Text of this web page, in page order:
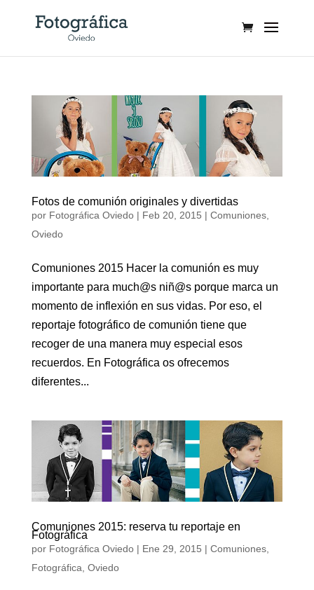
Fotos de comunión originales y divertidas
por Fotográfica Oviedo| Feb 20, 2015 | Comuniones,
Oviedo
Comuniones 2015 Hacer la comunión es muy
importante para much@s niñ@s porque marca un
momento de inflexión en sus vidas. Por eso, el
reportaje fotográfico de comunión tiene que
recoger de una manera muy especial esos
recuerdos. En Fotográfica os ofrecemos
diferentes...
Comuniones 2015: reserva tu reportaje en
Fotográfica
por Fotográfica Oviedo| Ene 29, 2015 | Comuniones,
Fotográfica Oviedo